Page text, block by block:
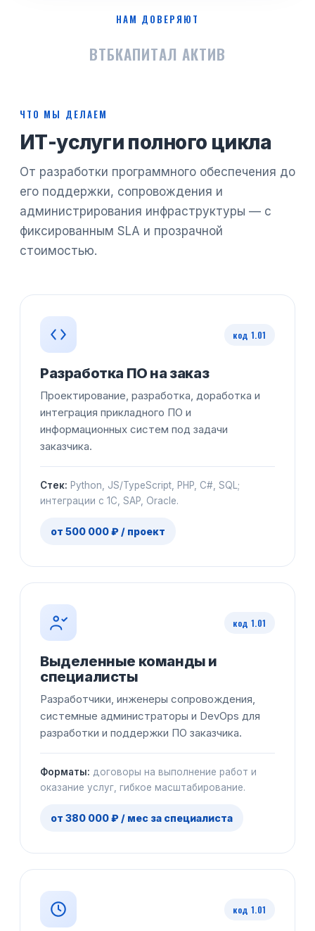
НАМ ДОВЕРЯЮТ
ВТБКАПИТАЛ АКТИВ
ЧТО МЫ ДЕЛАЕМ
ИТ-услуги полного цикла
От разработки программного обеспечения до
его поддержки, сопровождения и
администрирования инфраструктуры — с
фиксированным SLA и прозрачной
стоимостью.
код 1.01
Разработка ПО на заказ
Проектирование, разработка, доработка и
интеграция прикладного ПО и
информационных систем под задачи
заказчика.
Стек: Python, JS/TypeScript, PHP, C#, SQL;
интеграции с 1С, SAP, Oracle.
от 500 000 ₽ / проект
код 1.01
Выделенные команды и
специалисты
Разработчики, инженеры сопровождения,
системные администраторы и DevOps для
разработки и поддержки ПО заказчика.
Форматы: договоры на выполнение работ и
оказание услуг, гибкое масштабирование.
от 380 000 ₽ / мес за специалиста
код 1.01